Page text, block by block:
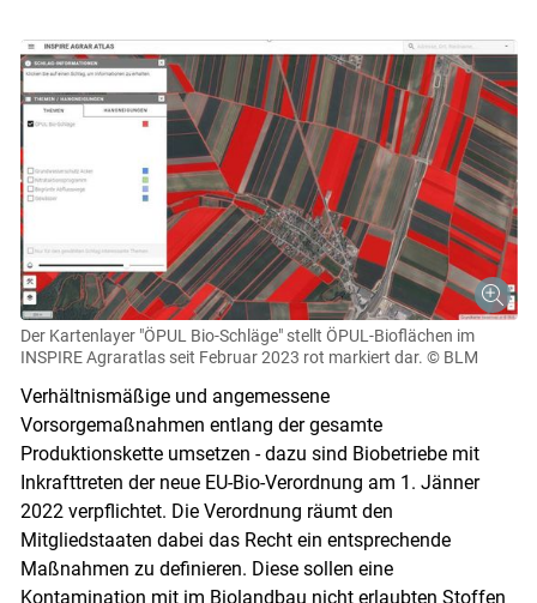
Der Kartenlayer "ÖPUL Bio-Schläge" stellt ÖPUL-Bioflächen im
INSPIRE Agraratlas seit Februar 2023 rot markiert dar. © BLM
Verhältnismäßige und angemessene
Vorsorgemaßnahmen entlang der gesamte
Produktionskette umsetzen - dazu sind Biobetriebe mit
Inkrafttreten der neue EU-Bio-Verordnung am 1. Jänner
2022 verpflichtet. Die Verordnung räumt den
Mitgliedstaaten dabei das Recht ein entsprechende
Maßnahmen zu definieren. Diese sollen eine
Kontamination mit im Biolandbau nicht erlaubten Stoffen